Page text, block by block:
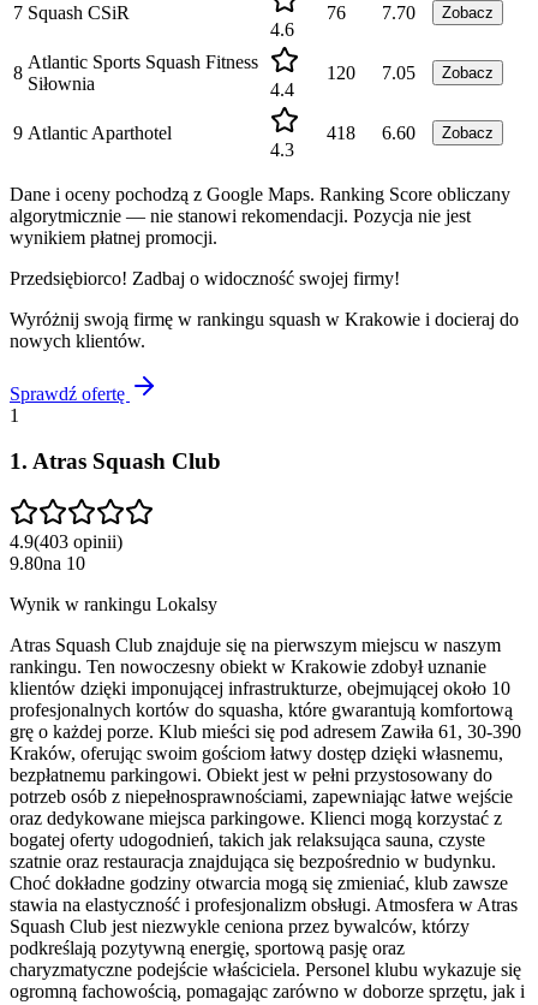
7 Squash CSiR
4.6
76 7.70 Zobacz
8
Atlantic Sports Squash Fitness
Siłownia
4.4
120 7.05 Zobacz
9 Atlantic Aparthotel
4.3
418 6.60 Zobacz
Dane i oceny pochodzą z Google Maps. Ranking Score obliczany
algorytmicznie — nie stanowi rekomendacji. Pozycja nie jest
wynikiem płatnej promocji.
Przedsiębiorco! Zadbaj o widoczność swojej firmy!
Wyróżnij swoją firmę w rankingu squash w Krakowie i docieraj do
nowych klientów.
Sprawdź ofertę
1
1. Atras Squash Club
4.9(403 opinii)
9.80na 10
Wynik w rankingu Lokalsy
Atras Squash Club znajduje się na pierwszym miejscu w naszym
rankingu. Ten nowoczesny obiekt w Krakowie zdobył uznanie
klientów dzięki imponującej infrastrukturze, obejmującej około 10
profesjonalnych kortów do squasha, które gwarantują komfortową
grę o każdej porze. Klub mieści się pod adresem Zawiła 61, 30-390
Kraków, oferując swoim gościom łatwy dostęp dzięki własnemu,
bezpłatnemu parkingowi. Obiekt jest w pełni przystosowany do
potrzeb osób z niepełnosprawnościami, zapewniając łatwe wejście
oraz dedykowane miejsca parkingowe. Klienci mogą korzystać z
bogatej oferty udogodnień, takich jak relaksująca sauna, czyste
szatnie oraz restauracja znajdująca się bezpośrednio w budynku.
Choć dokładne godziny otwarcia mogą się zmieniać, klub zawsze
stawia na elastyczność i profesjonalizm obsługi. Atmosfera w Atras
Squash Club jest niezwykle ceniona przez bywalców, którzy
podkreślają pozytywną energię, sportową pasję oraz
charyzmatyczne podejście właściciela. Personel klubu wykazuje się
ogromną fachowością, pomagając zarówno w doborze sprzętu, jak i